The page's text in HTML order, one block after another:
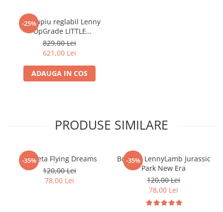
-25%
Marsupiu reglabil Lenny
UpGrade LITTLE
HERRINGBONE OMBRE
PINK
829,00 Lei
621,00 Lei
ADAUGA IN COS
PRODUSE SIMILARE
-35%
Borseta Flying Dreams
120,00 Lei
78,00 Lei
-35%
Borseta LennyLamb Jurassic
Park New Era
120,00 Lei
78,00 Lei